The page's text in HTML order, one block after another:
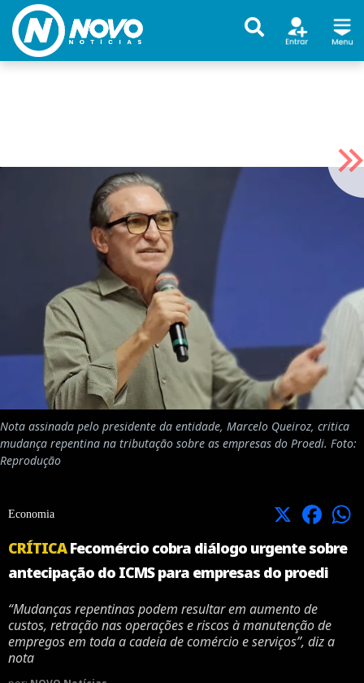
Nota assinada pelo presidente da entidade, Marcelo Queiroz, critica
mudança repentina na tributação sobre as empresas do Proedi. Foto:
Reprodução
Economia X Facebook
CRÍTICAFecomércio cobra diálogo urgente sobre
antecipação do ICMS para empresas do proedi
“Mudanças repentinas podem resultar em aumento de
custos, retração nas operações e riscos à manutenção de
empregos em toda a cadeia de comércio e serviços”, diz a
nota